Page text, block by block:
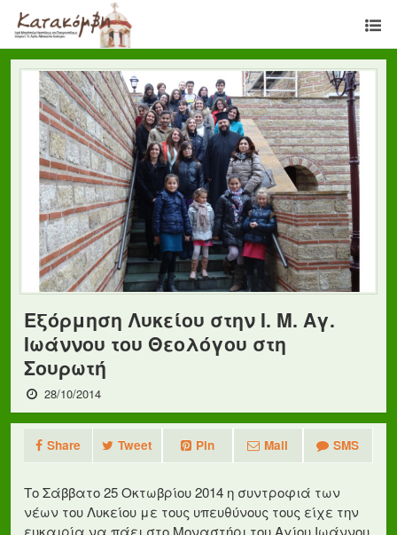
Εξόρμηση Λυκείου στην Ι. Μ. Αγ.
Ιωάννου του Θεολόγου στη
Σουρωτή
28/10/2014
Share Tweet Pin Mail SMS
Το Σάββατο 25 Οκτωβρίου 2014 η συντροφιά των
νέων του Λυκείου με τους υπευθύνους τους είχε την
ευκαιρία να πάει στο Μοναστήρι του Αγίου Ιωάννου